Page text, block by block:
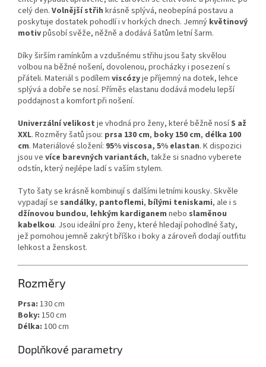
celý den. Volnější střih krásně splývá, neobepíná postavu a
poskytuje dostatek pohodlí i v horkých dnech. Jemný květinový
motivpůsobí svěže, něžně a dodává šatům letní šarm.
Díky širším ramínkům a vzdušnému střihu jsou šaty skvělou
volbou na běžné nošení, dovolenou, procházky i posezení s
přáteli. Materiál s podílem viscózyje příjemný na dotek, lehce
splývá a dobře se nosí. Příměs elastanu dodává modelu lepší
poddajnost a komfort při nošení.
Univerzální velikost je vhodná pro ženy, které běžně nosíS až
XXL. Rozměry šatů jsou: prsa 130 cm, boky 150 cm, délka 100
cm. Materiálové složení: 95% viscosa, 5% elastan. K dispozici
jsou ve více barevných variantách, takže si snadno vyberete
odstín, který nejlépe ladí s vaším stylem.
Tyto šaty se krásně kombinují s dalšími letními kousky. Skvěle
vypadají se sandálky, pantoflemi, bílými teniskami, ale i s
džínovou bundou, lehkým kardiganem nebo slaměnou
kabelkou. Jsou ideální pro ženy, které hledají pohodlné šaty,
jež pomohou jemně zakrýt bříško i boky a zároveň dodají outfitu
lehkost a ženskost.
Rozměry
Prsa: 130 cm
Boky: 150 cm
Délka: 100 cm
Doplňkové parametry